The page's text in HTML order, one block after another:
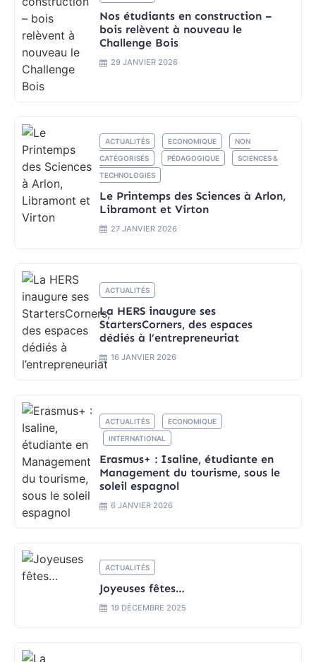
Nos étudiants en construction –
bois relèvent à nouveau le
Challenge Bois
29 JANVIER 2026
ACTUALITÉS ECONOMIQUE
NON
CATÉGORISÉS
PÉDAGOGIQUE
SCIENCES &
TECHNOLOGIES
Le Printemps des Sciences à Arlon,
Libramont et Virton
27 JANVIER 2026
ACTUALITÉS
La HERS inaugure ses
StartersCorners, des espaces
dédiés à l’entrepreneuriat
16 JANVIER 2026
ACTUALITÉS
ECONOMIQUE
INTERNATIONAL
Erasmus+ : Isaline, étudiante en
Management du tourisme, sous le
soleil espagnol
6 JANVIER 2026
ACTUALITÉS
Joyeuses fêtes…
19 DÉCEMBRE 2025